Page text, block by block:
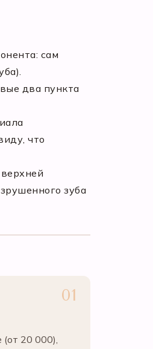
сам
два пункта
что
зуба
20 000),